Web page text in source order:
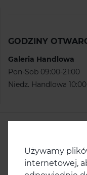
GODZINY
Galeria Handlowa
Pon-Sob 09:00-21:00
Niedz. Handlowa
KONTAKT
ul. Ku Słońcu 67
71-047 Szczecin
Używamy
internetowej,